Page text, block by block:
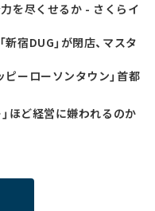
力を尽くせるか - さくらイ
宿DUG」が閉店、マスタ
ーローソンタウン」首都
ほど経営に嫌われるのか